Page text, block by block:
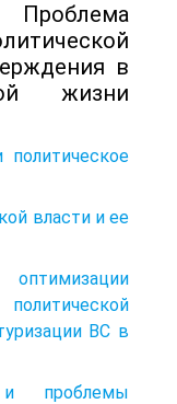
в
жизни
власти и ее
ВС в
и проблемы